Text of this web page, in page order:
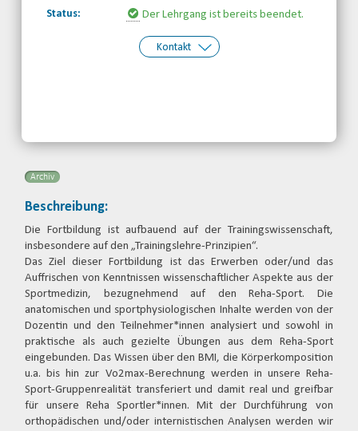
Status: Der Lehrgang ist bereits beendet.
Kontakt
Archiv
Beschreibung:
Die Fortbildung ist aufbauend auf der Trainingswissenschaft,
insbesondere auf den „Trainingslehre-Prinzipien“.
Das Ziel dieser Fortbildung ist das Erwerben oder/und das
Auffrischen von Kenntnissen wissenschaftlicher Aspekte aus der
Sportmedizin, bezugnehmend auf den Reha-Sport. Die
anatomischen und sportphysiologischen Inhalte werden von der
Dozentin und den Teilnehmer*innen analysiert und sowohl in
praktische als auch gezielte Übungen aus dem Reha-Sport
eingebunden. Das Wissen über den BMI, die Körperkomposition
u.a. bis hin zur Vo2max-Berechnung werden in unsere Reha-
Sport-Gruppenrealität transferiert und damit real und greifbar
für unsere Reha Sportler*innen. Mit der Durchführung von
orthopädischen und/oder internistischen Analysen werden wir